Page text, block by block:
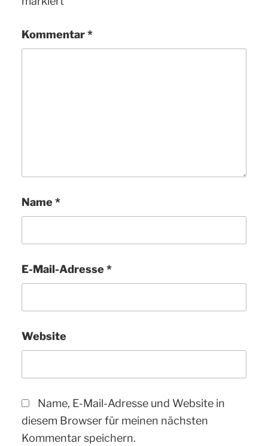
Kommentar*
Name *
E-Mail-Adresse *
Website
Name, E-Mail-Adresse und Website in
diesem Browser für meinen nächsten
Kommentar speichern.